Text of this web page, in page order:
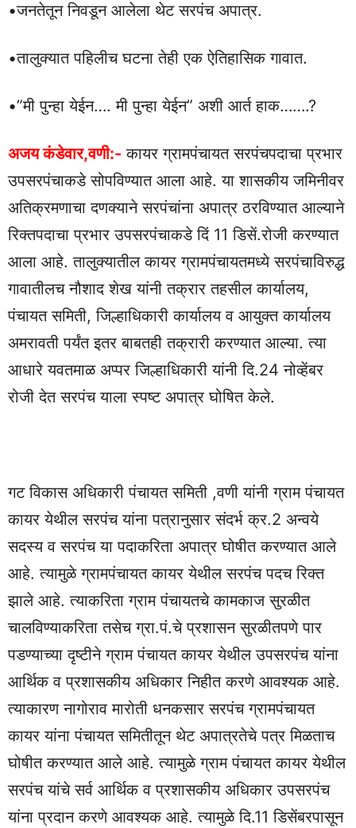
•जनतेतून निवडून आलेला थेट सरपंच अपात्र.
•तालुक्यात पहिलीच घटना तेही एक ऐतिहासिक गावात.
•”मी पुन्हा येईन…. मी पुन्हा येईन” अशी आर्त हाक…….?
अजय कंडेवार,वणी:- कायर ग्रामपंचायत सरपंचपदाचा प्रभार
उपसरपंचाकडे सोपविण्यात आला आहे. या शासकीय जमिनीवर
अतिक्रमणाचा दणक्याने सरपंचांना अपात्र ठरविण्यात आल्याने
रिक्तपदाचा प्रभार उपसरपंचाकडे दिं 11 डिसें.रोजी करण्यात
आला आहे. तालुक्यातील कायर ग्रामपंचायतमध्ये सरपंचाविरुद्ध
गावातीलच नौशाद शेख यांनी तक्रार तहसील कार्यालय,
पंचायत समिती, जिल्हाधिकारी कार्यालय व आयुक्त कार्यालय
अमरावती पर्यंत इतर बाबतही तक्रारी करण्यात आल्या. त्या
आधारे यवतमाळ अप्पर जिल्हाधिकारी यांनी दि.24 नोव्हेंबर
रोजी देत सरपंच याला स्पष्ट अपात्र घोषित केले.
गट विकास अधिकारी पंचायत समिती ,वणी यांनी ग्राम पंचायत
कायर येथील सरपंच यांना पत्रानुसार संदर्भ क्र.2 अन्वये
सदस्य व सरपंच या पदाकरिता अपात्र घोषीत करण्यात आले
आहे. त्यामुळे ग्रामपंचायत कायर येथील सरपंच पदच रिक्त
झाले आहे. त्याकरिता ग्राम पंचायतचे कामकाज सुरळीत
चालविण्याकरिता तसेच ग्रा.पं.चे प्रशासन सुरळीतपणे पार
पडण्याच्या दृष्टीने ग्राम पंचायत कायर येथील उपसरपंच यांना
आर्थिक व प्रशासकीय अधिकार निहीत करणे आवश्यक आहे.
त्याकारण नागोराव मारोती धनकसार सरपंच ग्रामपंचायत
कायर यांना पंचायत समितीतून थेट अपात्रतेचे पत्र मिळताच
घोषीत करण्यात आले आहे. त्यामुळे ग्राम पंचायत कायर येथील
सरपंच यांचे सर्व आर्थिक व प्रशासकीय अधिकार उपसरपंच
यांना प्रदान करणे आवश्यक आहे. त्यामुळे दि.11 डिसेंबरपासून